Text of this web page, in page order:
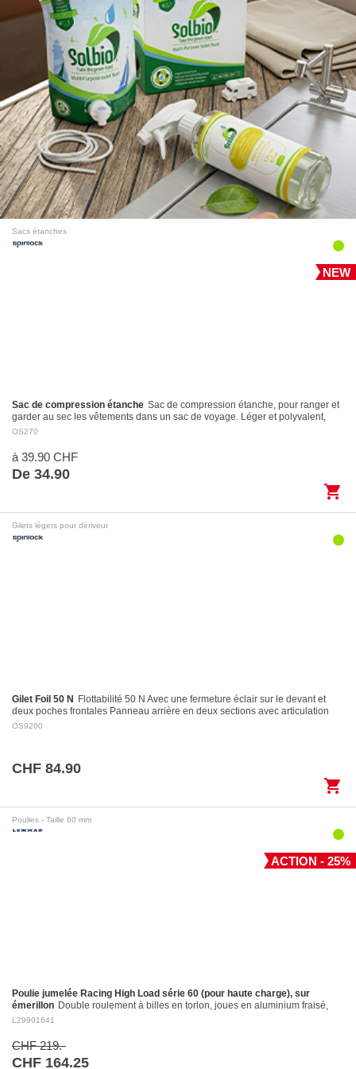
Sacs étanches
NEW
Sac de compression étanche Sac de compression étanche, pour ranger et
garder au sec les vêtements dans un sac de voyage. Léger et polyvalent,
avec fermeture Roll-Top et…
OS270
à 39.90 CHF
De 34.90
shopping_cart
Gilets légers pour dériveur
Gilet Foil 50 N
Flottabilité 50 N Avec une fermeture éclair sur le devant et
deux poches frontales Panneau arrière en deux sections avec articulation
pour des…
OS9200
CHF 84.90
shopping_cart
Poulies - Taille 60 mm
ACTION - 25%
Poulie jumelée Racing High Load série 60 (pour haute charge), sur
émerillon Double roulement à billes en torlon, joues en aluminium fraisé,
réa en aluminium fraisé Ø 60 mm. Réa en aluminium: ø 60 mm Pour
L29901641
CHF 219.-
CHF 164.25